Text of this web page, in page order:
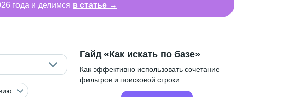
года и делимся в статье →
Гайд «Как искать по базе»
Как эффективно использовать сочетание
фильтров и поисковой строки